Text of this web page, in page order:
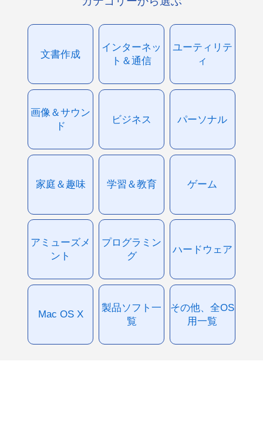
文書作成
インターネッ
ト＆通信
ユーティリテ
ィ
画像＆サウン
ド
ビジネス パーソナル
家庭＆趣味 学習＆教育 ゲーム
アミューズメ
ント
プログラミン
グ
ハードウェア
Mac OS X
製品ソフト一
覧
その他、全OS
用一覧